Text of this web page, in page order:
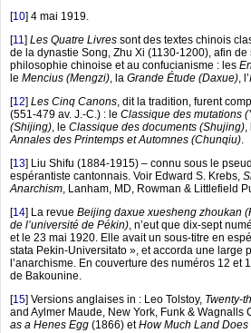
[10] 4 mai 1919.
[11] Les Quatre Livres sont des textes chinois
de la dynastie Song, Zhu Xi (1130-1200), afin de
philosophie chinoise et au confucianisme : les
le Mencius (Mengzi), la Grande Étude (Daxue), l’
[12] Les Cinq Canons, dit la tradition, furent
(551-479 av. J.-C.) : le Classique des mutations
(Shijing), le Classique des documents (Shujing),
Annales des Printemps et Automnes (Chunqiu).
[13] Liu Shifu (1884-1915) – connu sous le
espérantiste cantonnais. Voir Edward S. Krebs,
Anarchism, Lanham, MD, Rowman & Littlefield
[14] La revue Beijing daxue xuesheng zhoukan
de l’université de Pékin), n’eut que dix-sept
et le 23 mai 1920. Elle avait un sous-titre en
stata Pekin-Universitato », et accorda une large
l’anarchisme. En couverture des numéros 12 et
de Bakounine.
[15] Versions anglaises in : Leo Tolstoy, Twenty-
and Aylmer Maude, New York, Funk & Wagnalls
as a Henes Egg (1866) etHow Much Land